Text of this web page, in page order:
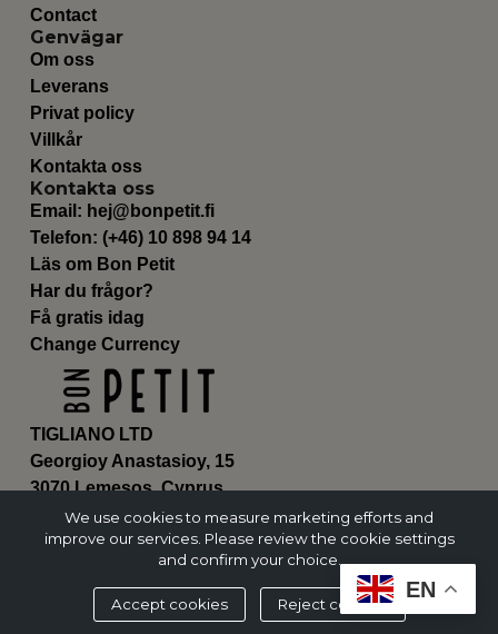
TIGLIANO LTD
Georgioy Anastasioy, 15
3070 Lemesos, Cyprus
ΗΕ 430179
Contact
Genvägar
Om oss
Leverans
Privat policy
Villkår
Kontakta oss
Kontakta oss
Email: hej@bonpetit.fi
Telefon: (+46) 10 898 94 14
Läs om Bon Petit
Har du frågor?
Få gratis idag
Change Currency
EN
We use cookies to measure marketing efforts and
improve our services. Please review the cookie settings
and confirm your choice.
Accept cookies Reject cookies